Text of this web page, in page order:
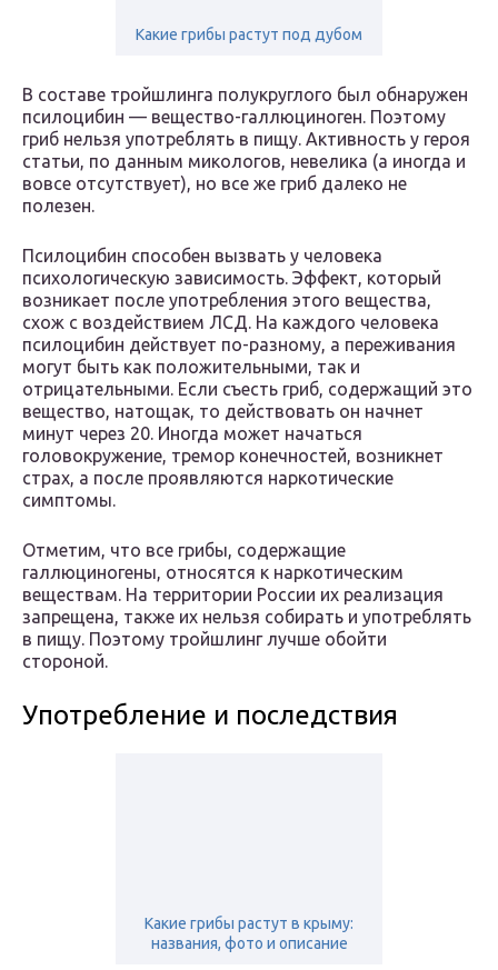
Какие грибы растут под дубом
В составе тройшлинга полукруглого был обнаружен
псилоцибин — вещество-галлюциноген. Поэтому
гриб нельзя употреблять в пищу. Активность у героя
статьи, по данным микологов, невелика (а иногда и
вовсе отсутствует), но все же гриб далеко не
полезен.
Псилоцибин способен вызвать у человека
психологическую зависимость. Эффект, который
возникает после употребления этого вещества,
схож с воздействием ЛСД. На каждого человека
псилоцибин действует по-разному, а переживания
могут быть как положительными, так и
отрицательными. Если съесть гриб, содержащий это
вещество, натощак, то действовать он начнет
минут через 20. Иногда может начаться
головокружение, тремор конечностей, возникнет
страх, а после проявляются наркотические
симптомы.
Отметим, что все грибы, содержащие
галлюциногены, относятся к наркотическим
веществам. На территории России их реализация
запрещена, также их нельзя собирать и употреблять
в пищу. Поэтому тройшлинг лучше обойти
стороной.
Употребление и последствия
Какие грибы растут в крыму:
названия, фото и описание